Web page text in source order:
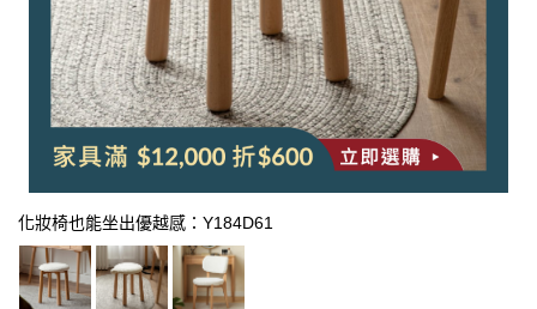
化妝椅也能坐出優越感：Y184D61